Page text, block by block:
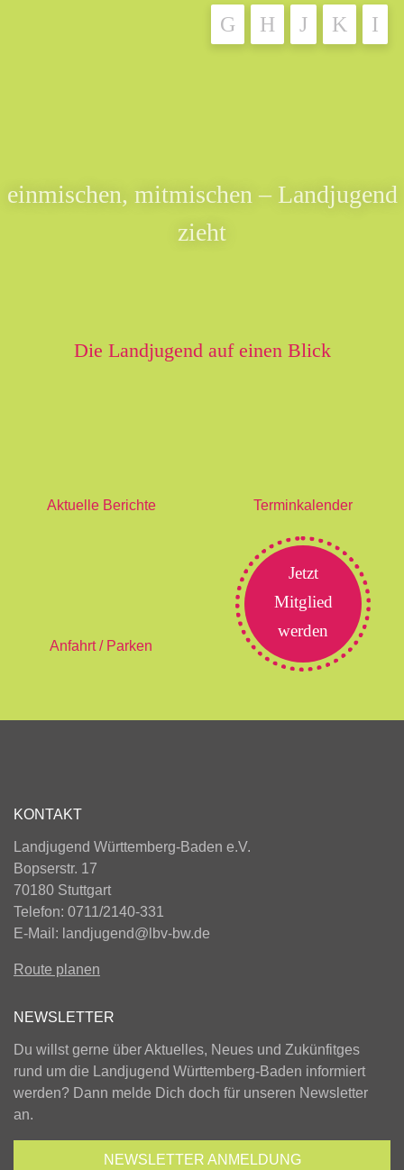
einmischen, mitmischen – Landjugend
zieht
Die Landjugend auf einen Blick
Aktuelle Berichte Terminkalender
Anfahrt / Parken
Jetzt
Mitglied
werden
KONTAKT
Landjugend Württemberg-Baden e.V.
Bopserstr. 17
70180 Stuttgart
Telefon: 0711/2140-331
E-Mail: landjugend@lbv-bw.de
Route planen
NEWSLETTER
Du willst gerne über Aktuelles, Neues und Zukünfitges
rund um die Landjugend Württemberg-Baden informiert
werden? Dann melde Dich doch für unseren Newsletter
an.
NEWSLETTER ANMELDUNG